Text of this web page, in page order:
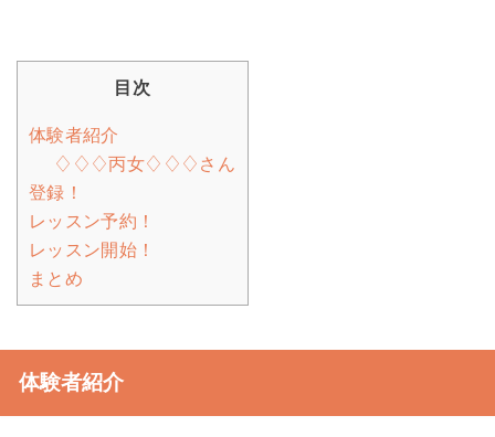
目次
体験者紹介
♢♢♢丙女♢♢♢さん
登録！
レッスン予約！
レッスン開始！
まとめ
体験者紹介